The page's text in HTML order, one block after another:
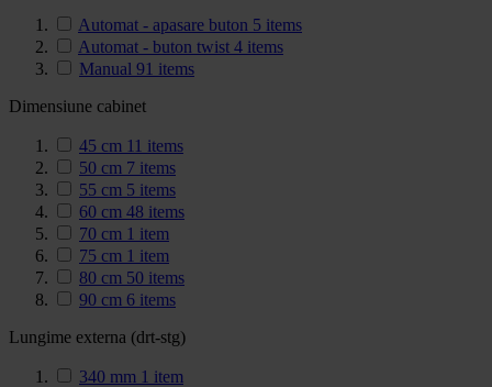
Automat - apasare buton 5 items
Automat - buton twist 4 items
Manual 91 items
Dimensiune cabinet
45 cm 11 items
50 cm 7 items
55 cm 5 items
60 cm 48 items
70 cm 1 item
75 cm 1 item
80 cm 50 items
90 cm 6 items
Lungime externa (drt-stg)
340 mm 1 item